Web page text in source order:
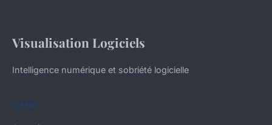
Visualisation Logiciels
Intelligence numérique et sobriété logicielle
LIENS